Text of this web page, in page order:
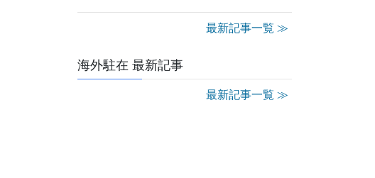
最新記事一覧 ≫
海外駐在 最新記事
最新記事一覧 ≫